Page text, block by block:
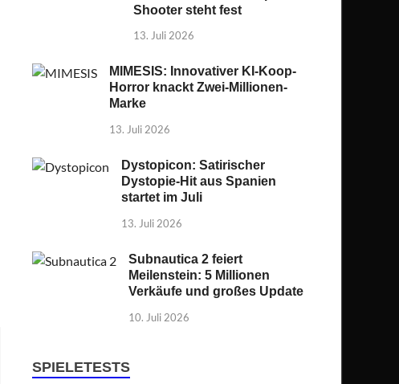
Shooter steht fest
13. Juli 2026
MIMESIS: Innovativer KI-Koop-
Horror knackt Zwei-Millionen-
Marke
13. Juli 2026
Dystopicon: Satirischer
Dystopie-Hit aus Spanien
startet im Juli
13. Juli 2026
Subnautica 2 feiert
Meilenstein: 5 Millionen
Verkäufe und großes Update
10. Juli 2026
SPIELETESTS